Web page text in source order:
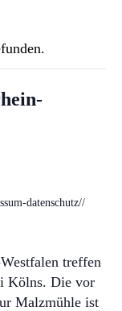
datenschutz//
treffen
Kölns. Die vor
Malzmühle ist